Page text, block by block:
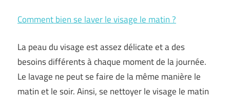
Comment bien se laver le visage le matin ?
La peau du visage est assez délicate et a des
besoins différents à chaque moment de la journée.
Le lavage ne peut se faire de la même manière le
matin et le soir. Ainsi, se nettoyer le visage le matin